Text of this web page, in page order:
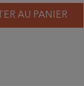
AU PANIER